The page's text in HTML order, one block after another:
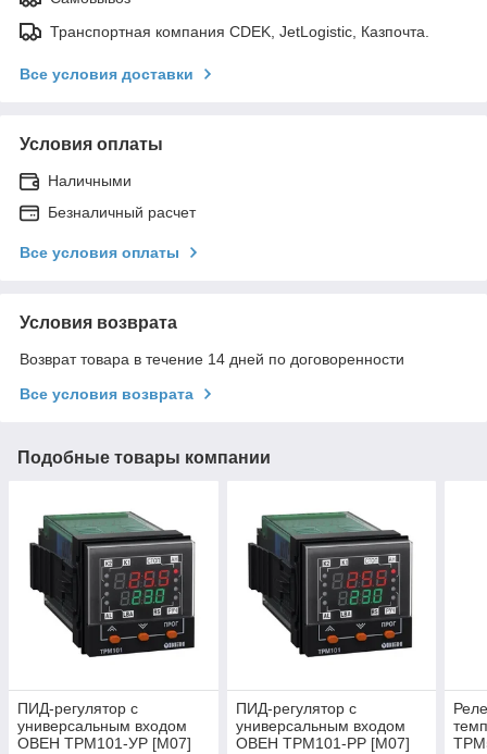
Транспортная компания CDEK, JetLogistic, Казпочта.
Все условия доставки
Условия оплаты
Наличными
Безналичный расчет
Все условия оплаты
Условия возврата
Возврат товара в течение 14 дней по договоренности
Все условия возврата
Подобные товары компании
ПИД-регулятор с
универсальным входом
ОВЕН ТРМ101-УР [М07]
ПИД-регулятор с
универсальным входом
ОВЕН ТРМ101-РР [М07]